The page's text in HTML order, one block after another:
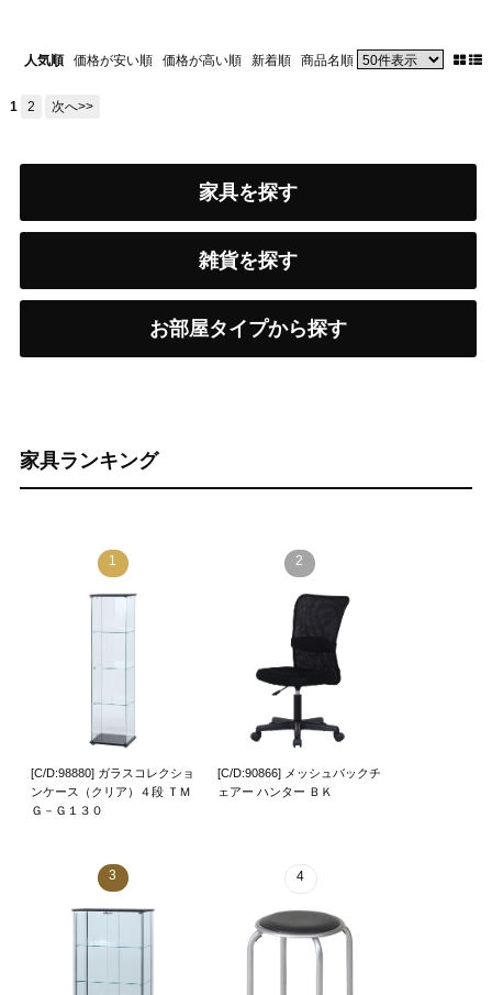
人気順 価格が安い順 価格が高い順 新着順 商品名順
1 2 次へ>>
家具を探す
雑貨を探す
お部屋タイプから探す
家具ランキング
1
[C/D:98880] ガラスコレクショ
ンケース（クリア）４段 ＴＭ
Ｇ－Ｇ１３０
2
[C/D:90866] メッシュバックチ
ェアー ハンター ＢＫ
3 4